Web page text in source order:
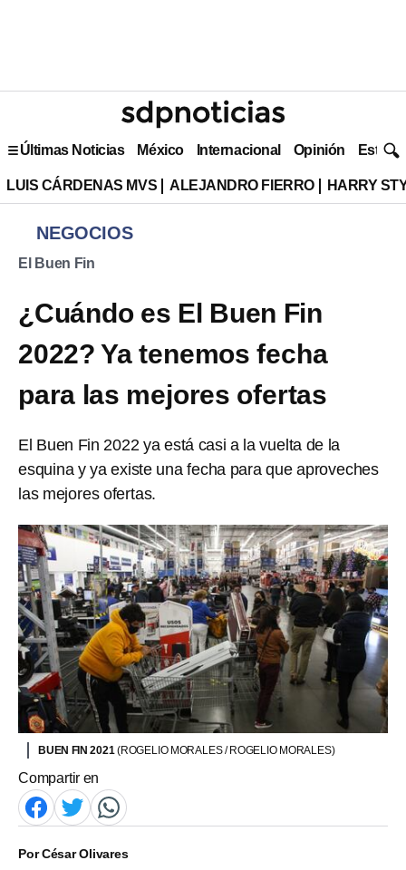
Últimas Noticias México Internacional Opinión Estilo
LUIS CÁRDENAS MVS ALEJANDRO FIERRO HARRY
NEGOCIOS
El Buen Fin
¿Cuándo es El Buen Fin
2022? Ya tenemos fecha
para las mejores ofertas
El Buen Fin 2022 ya está casi a la vuelta de la
esquina y ya existe una fecha para que aproveches
las mejores ofertas.
BUEN FIN 2021(ROGELIO MORALES / ROGELIO MORALES)
Compartir en
PorCésar Olivares